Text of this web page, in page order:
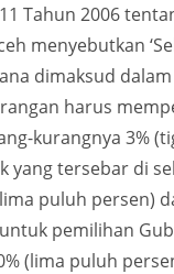
Tahun 2006
menyebutkan
dimaksud
harus
kurangnya 3%
yang tersebar di
puluh persen)
pemilihan
(lima puluh